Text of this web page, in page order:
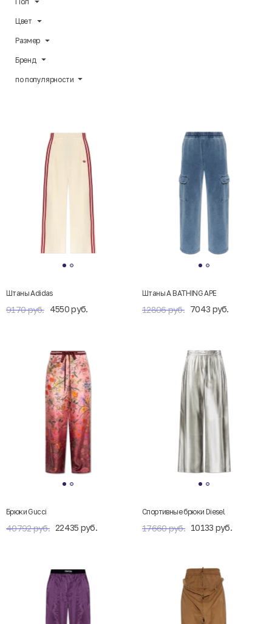
Цвет
Размер
Бренд
по популярности
Штаны Adidas
9170 руб. 4550 руб.
Штаны A BATHING APE
12806 руб. 7043 руб.
Брюки Gucci
40792 руб. 22435 руб.
Спортивные брюки Diesel
17660 руб. 10133 руб.